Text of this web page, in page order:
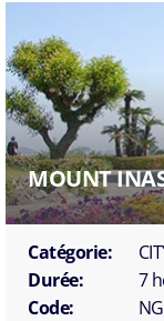
MOUNT
Catégorie:
Durée:
7
Code: